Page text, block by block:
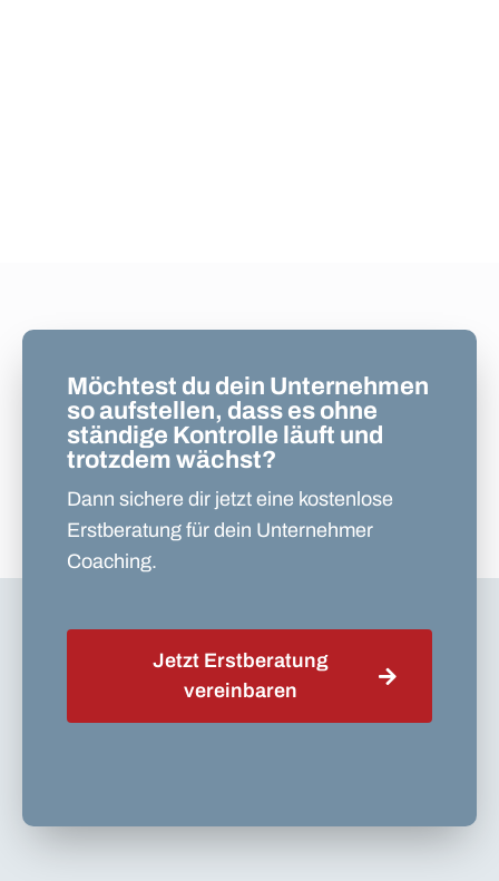
Möchtest du dein Unternehmen
so aufstellen, dass es ohne
ständige Kontrolle läuft und
trotzdem wächst?
Dann sichere dir jetzt eine kostenlose
Erstberatung für dein Unternehmer
Coaching.
Jetzt Erstberatung
vereinbaren